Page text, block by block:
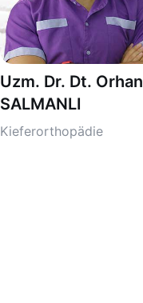
Uzm. Dr. Dt. Orhan
SALMANLI
Kieferorthopädie